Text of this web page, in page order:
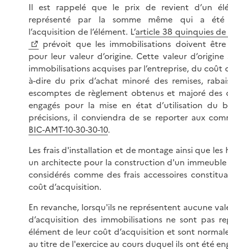
Il est rappelé que le prix de revient d’un
représenté par la somme même qui a été
l’acquisition de l’élément. L’article 38 quinquies de
prévoit que les immobilisations doivent
pour leur valeur d’origine. Cette valeur d’origine
immobilisations acquises par l’entreprise, du coût
à-dire du prix d’achat minoré des remises,
escomptes de règlement obtenus et majoré des
engagés pour la mise en état d’utilisation du
précisions, il conviendra de se reporter aux
BIC-AMT-10-30-30-10.
Les frais d'installation et de montage ainsi que les
un architecte pour la construction d'un
considérés comme des frais accessoires
coût d’acquisition.
En revanche, lorsqu'ils ne représentent aucune
d’acquisition des immobilisations ne sont pas
élément de leur coût d’acquisition et sont
au titre de l'exercice au cours duquel ils ont été